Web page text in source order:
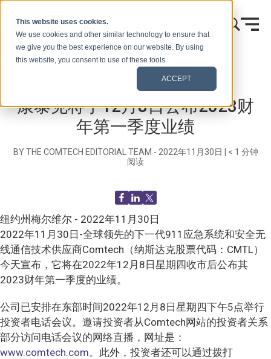
This website uses cookies.
We use cookies and other similar technology to ensure that
we give you the best experience on our website. By using
this website, you consent to use of these tools.
ACCEPT
新闻发布
康泰克将于12月8日公布2023财
年第一季度业绩
BY THE COMTECH EDITORIAL TEAM - 2022年11月30日 < 1 分钟
阅读
纽约州梅尔维尔 - 2022年11月30日
2022年11月30日-全球领先的下一代911应急系统和安全无
线通信技术供应商Comtech（纳斯达克股票代码：CMTL）
今天宣布，它将在2022年12月8日星期四收市后公布其
2023财年第一季度的业绩。
公司已安排在东部时间2022年12月8日星期四下午5点举行
投资者电话会议。邀请投资者从Comtech网站的投资者关系
部分访问电话会议的网络直播，网址是 ：
www.comtech.com。 此外，投资者还可以通过拨打